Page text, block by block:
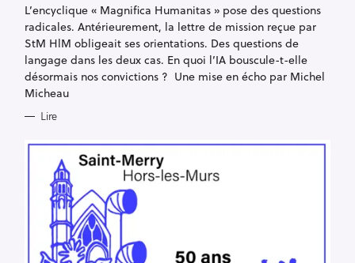
O
I
E
S
L’encyclique « Magnifica Humanitas » pose des questions
radicales. Antérieurement, la lettre de mission reçue par
StM HlM obligeait ses orientations. Des questions de
langage dans les deux cas. En quoi l’IA bouscule-t-elle
désormais nos convictions ? Une mise en écho par Michel
Micheau
Lire